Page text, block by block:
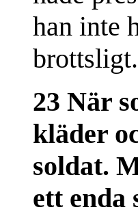
han inte
23 När
kläder
soldat.
ett enda